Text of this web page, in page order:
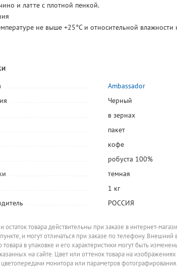
руб. 477 руб.
Чайник со
свистком 3л,
нержавеющая
Mayer&Boch,
мрамор, для
индукционное
1 572,50
1 850
Цена за штуку
и латте с плотной пенкой.
не выше +25°С и относительной
Ambassador
Черный
в зернах
пакет
кофе
робуста 100%
темная
1 кг
РОССИЯ
остаток товара действительны при заказе в интернет-
и могут отличаться при заказе по телефону. Внешний
товара в упаковке и его характеристики могут быть
на сайте. Цвет или оттенок товара на
монитора или параметров фотографирования.